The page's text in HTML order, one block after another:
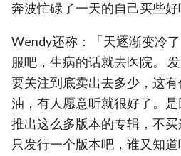
奔波忙碌了一天的自己买些好
Wendy还称：「天逐渐变冷
服吧，生病的话就去医院。
要关注到底卖出去多少，这
油，有人愿意听就很好了。
推出这么多版本的专辑，不
只发行一个版本吧，谁又知